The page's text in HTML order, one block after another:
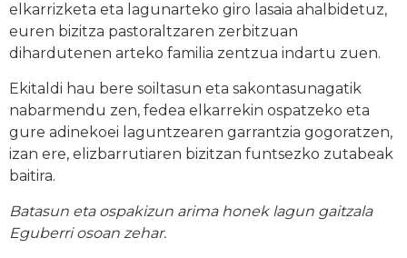
elkarrizketa eta lagunarteko giro lasaia ahalbidetuz,
euren bizitza pastoraltzaren zerbitzuan
dihardutenen arteko familia zentzua indartu zuen.
Ekitaldi hau bere soiltasun eta sakontasunagatik
nabarmendu zen, fedea elkarrekin ospatzeko eta
gure adinekoei laguntzearen garrantzia gogoratzen,
izan ere, elizbarrutiaren bizitzan funtsezko zutabeak
baitira.
Batasun eta ospakizun arima honek lagun gaitzala
Eguberri osoan zehar.